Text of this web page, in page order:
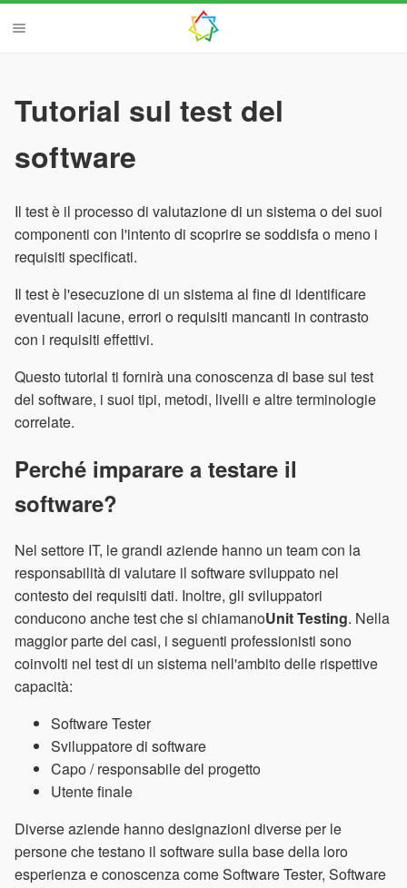
Tutorial sul test del
software
Il test è il processo di valutazione di un sistema o dei suoi
componenti con l'intento di scoprire se soddisfa o meno i
requisiti specificati.
Il test è l'esecuzione di un sistema al fine di identificare
eventuali lacune, errori o requisiti mancanti in contrasto
con i requisiti effettivi.
Questo tutorial ti fornirà una conoscenza di base sui test
del software, i suoi tipi, metodi, livelli e altre terminologie
correlate.
Perché imparare a testare il
software?
Nel settore IT, le grandi aziende hanno un team con la
responsabilità di valutare il software sviluppato nel
contesto dei requisiti dati. Inoltre, gli sviluppatori
conducono anche test che si chiamanoUnit Testing. Nella
maggior parte dei casi, i seguenti professionisti sono
coinvolti nel test di un sistema nell'ambito delle rispettive
capacità:
Software Tester
Sviluppatore di software
Capo / responsabile del progetto
Utente finale
Diverse aziende hanno designazioni diverse per le
persone che testano il software sulla base della loro
esperienza e conoscenza come Software Tester, Software